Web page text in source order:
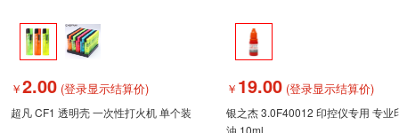
￥2.00 (登录显示结算价)
超凡 CF1 透明壳 一次性打火机 单个装
￥ 19.00 (登录显示结算价)
银之杰 3.0F40012 印控仪专用 专业
油 10ml